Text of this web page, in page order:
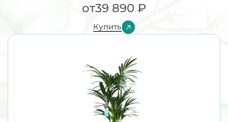
от39 890 ₽
Купить